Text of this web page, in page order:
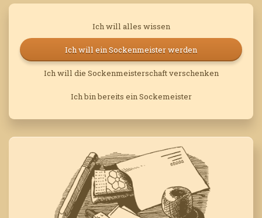
Ich will alles wissen
Ich will ein Sockenmeister werden
Ich will die Sockenmeisterschaft verschenken
Ich bin bereits ein Sockemeister